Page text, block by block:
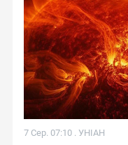
7 Сер. 07:10 . УНІАН